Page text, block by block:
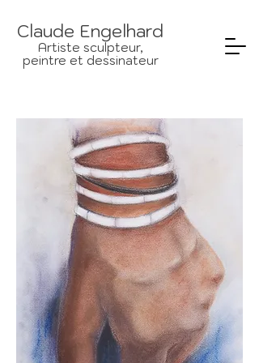
Claude Engelhard
Artiste sculpteur,
peintre et dessinateur